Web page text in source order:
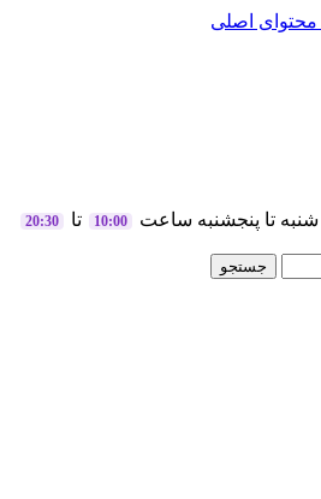
اصلی
تا پنجشنبه ساعت 10:00 تا 20:30
جستجو